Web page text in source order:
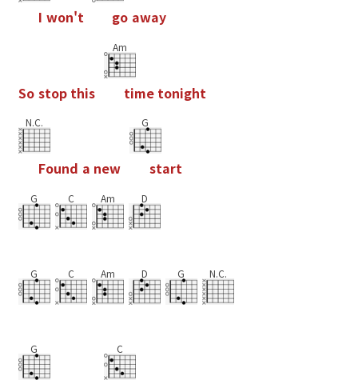
I won't go away
So stop this
Am
time tonight
N.C.
Found a new
G
start
G C Am D
G C Am D G N.C.
G C